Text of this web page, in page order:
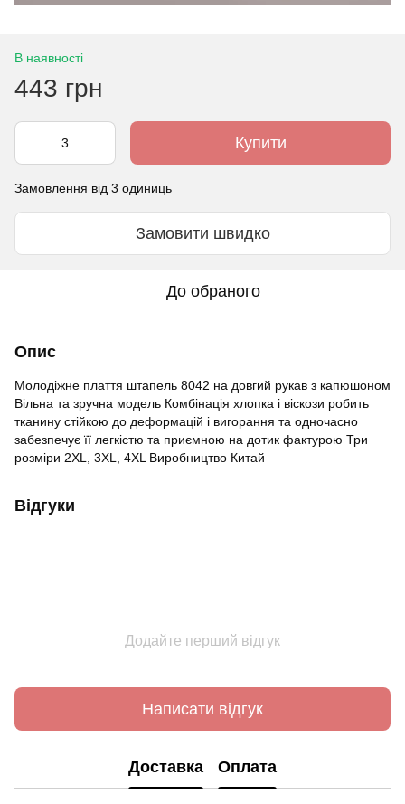
В наявності
443 грн
Купити
Замовлення від 3 одиниць
Замовити швидко
До обраного
Опис
Молодіжне плаття штапель 8042 на довгий рукав з капюшоном
Вільна та зручна модель Комбінація хлопка і віскози робить
тканину стійкою до деформацій і вигорання та одночасно
забезпечує її легкістю та приємною на дотик фактурою Три
розміри 2XL, 3XL, 4XL Виробництво Китай
Відгуки
Додайте перший відгук
Написати відгук
Доставка Оплата